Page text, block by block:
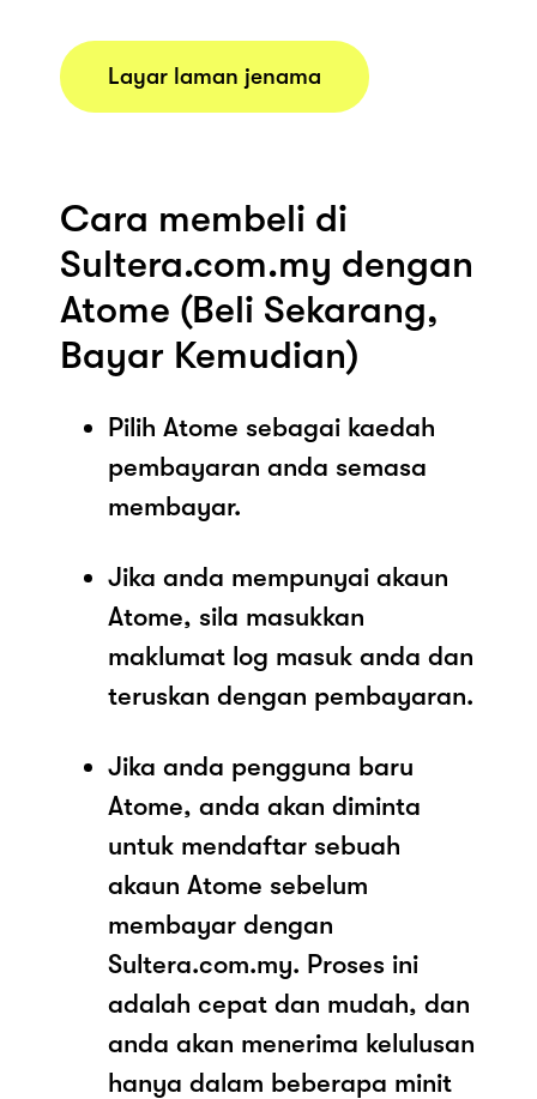
Layar laman jenama
Cara membeli di
Sultera.com.my dengan
Atome (Beli Sekarang,
Bayar Kemudian)
Pilih Atome sebagai kaedah
pembayaran anda semasa
membayar.
Jika anda mempunyai akaun
Atome, sila masukkan
maklumat log masuk anda dan
teruskan dengan pembayaran.
Jika anda pengguna baru
Atome, anda akan diminta
untuk mendaftar sebuah
akaun Atome sebelum
membayar dengan
Sultera.com.my. Proses ini
adalah cepat dan mudah, dan
anda akan menerima kelulusan
hanya dalam beberapa minit